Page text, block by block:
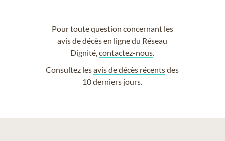
Pour toute question concernant les
avis de décès en ligne du Réseau
Dignité,contactez-nous
Consultez lesavis de décès récentsdes
10 derniers jours.